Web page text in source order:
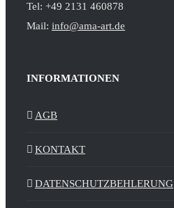
Tel: +49 2131 460878
Mail: info@ama-art.de
INFORMATIONEN
AGB
KONTAKT
DATENSCHUTZBEHLERUNG